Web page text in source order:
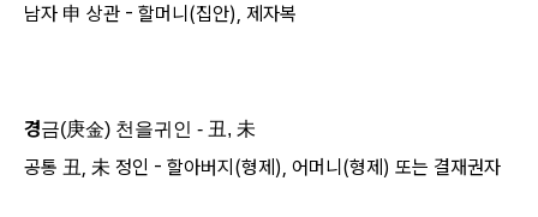
남자 申 상관 - 할머니(집안), 제자복
경금(庚金) 천을귀인 - 丑, 未
공통 丑, 未 정인 - 할아버지(형제), 어머니(형제) 또는 결재권자